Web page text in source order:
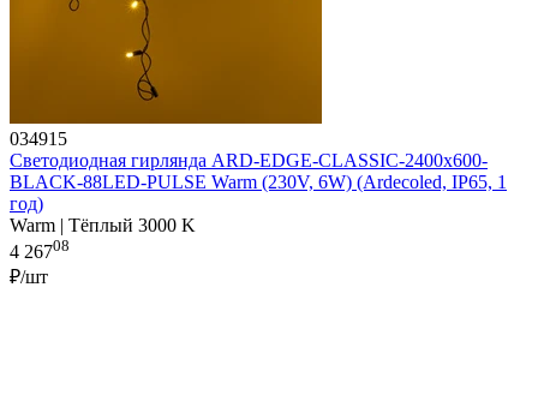
034915
Светодиодная гирлянда ARD-EDGE-CLASSIC-2400x600-
BLACK-88LED-PULSE Warm (230V, 6W) (Ardecoled, IP65, 1
год)
Warm | Тёплый 3000 K
4 26708
₽/шт